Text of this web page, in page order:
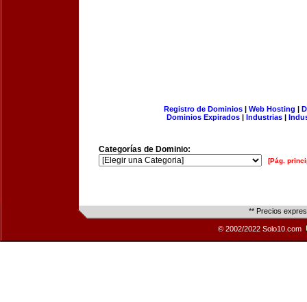
Registro de Dominios| Web Hosting |
Dominios Expirados | Industrias |
Categorías de Dominio:
[Pág.
** Precios
© 2002/2022 Solo10.com